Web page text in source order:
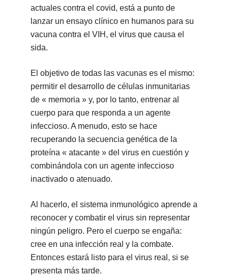
actuales contra el covid, está a punto de
lanzar un ensayo clínico en humanos para su
vacuna contra el VIH, el virus que causa el
sida.
El objetivo de todas las vacunas es el mismo:
permitir el desarrollo de células inmunitarias
de « memoria » y, por lo tanto, entrenar al
cuerpo para que responda a un agente
infeccioso. A menudo, esto se hace
recuperando la secuencia genética de la
proteína « atacante » del virus en cuestión y
combinándola con un agente infeccioso
inactivado o atenuado.
Al hacerlo, el sistema inmunológico aprende a
reconocer y combatir el virus sin representar
ningún peligro. Pero el cuerpo se engaña:
cree en una infección real y la combate.
Entonces estará listo para el virus real, si se
presenta más tarde.